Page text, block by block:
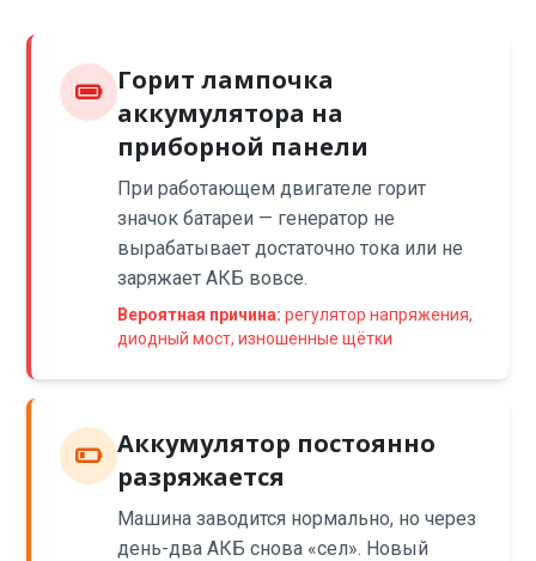
Горит лампочка
аккумулятора на
приборной панели
При работающем двигателе горит
значок батареи — генератор не
вырабатывает достаточно тока или не
заряжает АКБ вовсе.
Вероятная причина: регулятор напряжения,
диодный мост, изношенные щётки
Аккумулятор постоянно
разряжается
Машина заводится нормально, но через
день-два АКБ снова «сел». Новый